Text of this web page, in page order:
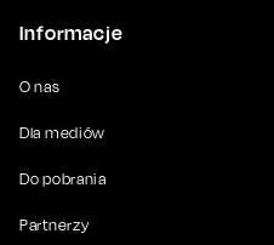
Informacje
O nas
Dla mediów
Do pobrania
Partnerzy